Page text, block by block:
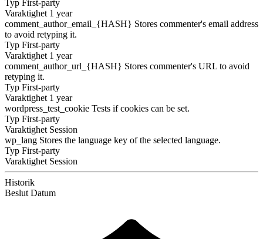
Typ First-party
Varaktighet 1 year
comment_author_email_{HASH} Stores commenter's email address
to avoid retyping it.
Typ First-party
Varaktighet 1 year
comment_author_url_{HASH} Stores commenter's URL to avoid
retyping it.
Typ First-party
Varaktighet 1 year
wordpress_test_cookie Tests if cookies can be set.
Typ First-party
Varaktighet Session
wp_lang Stores the language key of the selected language.
Typ First-party
Varaktighet Session
Historik
Beslut Datum